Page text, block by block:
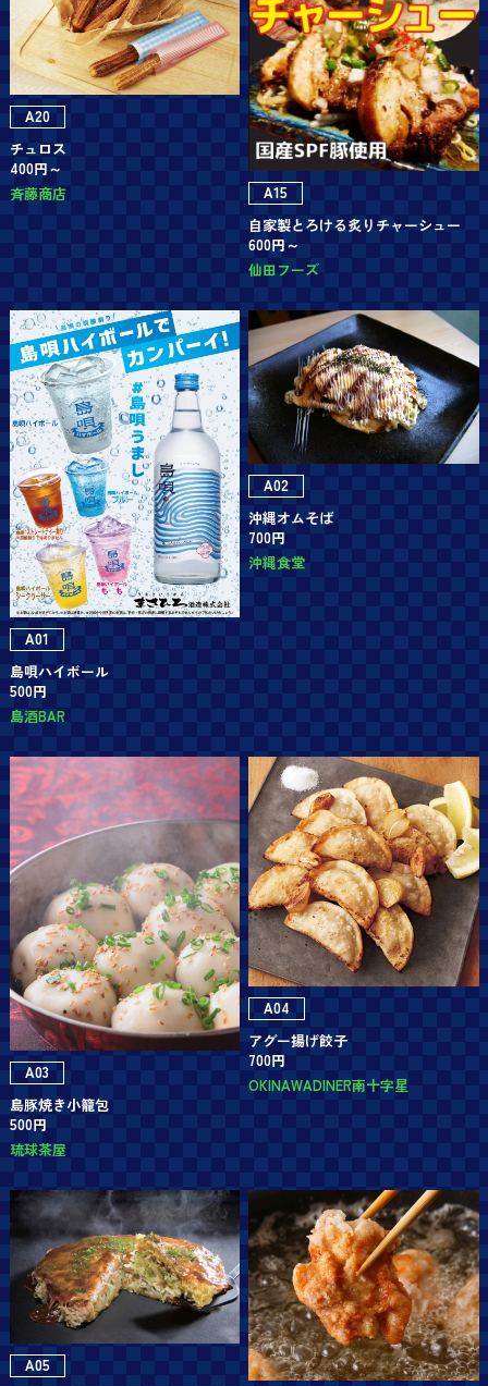
A20
チュロス
400円～
斉藤商店
A15
自家製とろける炙りチャーシュー
600円～
仙田フーズ
A01
島唄ハイボール
500円
島酒BAR
A02
沖縄オムそば
700円
沖縄食堂
A03
島豚焼き小籠包
500円
琉球茶屋
A04
アグー揚げ餃子
700円
OKINAWADINER南十字星
A05